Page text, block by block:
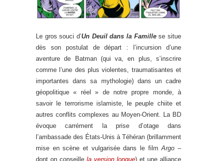
Le gros souci d’Un Deuil dans la Famillese situe
dès son postulat de départ : l’incursion d’une
aventure de Batman (qui va, en plus, s’inscrire
comme l’une des plus violentes, traumatisantes et
importantes dans sa mythologie) dans un cadre
géopolitique « réel » de notre propre monde, à
savoir le terrorisme islamiste, le peuple chiite et
autres conflits complexes au Moyen-Orient. La BD
évoque carrément la prise d’otage dans
l’ambassade des États-Unis à Téhéran (brillamment
mise en scène et vulgarisée dans le filmArgo –
dont on conseille la version longue) et une alliance